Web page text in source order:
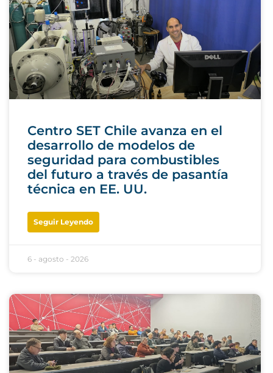
Centro SET Chile avanza en el
desarrollo de modelos de
seguridad para combustibles
del futuro a través de pasantía
técnica en EE. UU.
Seguir Leyendo
6 - agosto - 2026